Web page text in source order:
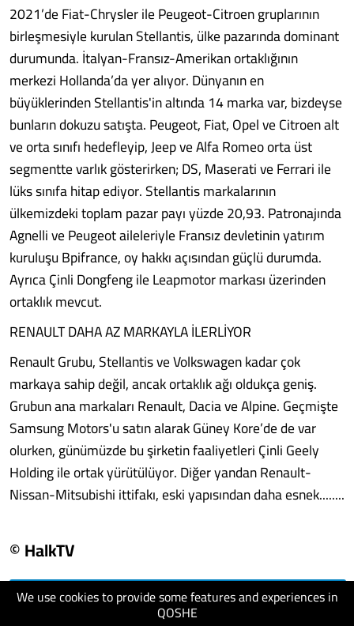
We use cookies to provide some features and experiences in
QOSHE
2021’de Fiat-Chrysler ile Peugeot-Citroen gruplarının
birleşmesiyle kurulan Stellantis, ülke pazarında dominant
durumunda. İtalyan-Fransız-Amerikan ortaklığının
merkezi Hollanda’da yer alıyor. Dünyanın en
büyüklerinden Stellantis'in altında 14 marka var, bizdeyse
bunların dokuzu satışta. Peugeot, Fiat, Opel ve Citroen alt
ve orta sınıfı hedefleyip, Jeep ve Alfa Romeo orta üst
segmentte varlık gösterirken; DS, Maserati ve Ferrari ile
lüks sınıfa hitap ediyor. Stellantis markalarının
ülkemizdeki toplam pazar payı yüzde 20,93. Patronajında
Agnelli ve Peugeot aileleriyle Fransız devletinin yatırım
kuruluşu Bpifrance, oy hakkı açısından güçlü durumda.
Ayrıca Çinli Dongfeng ile Leapmotor markası üzerinden
ortaklık mevcut.
RENAULT DAHA AZ MARKAYLA İLERLİYOR
Renault Grubu, Stellantis ve Volkswagen kadar çok
markaya sahip değil, ancak ortaklık ağı oldukça geniş.
Grubun ana markaları Renault, Dacia ve Alpine. Geçmişte
Samsung Motors'u satın alarak Güney Kore’de de var
olurken, günümüzde bu şirketin faaliyetleri Çinli Geely
Holding ile ortak yürütülüyor. Diğer yandan Renault-
Nissan-Mitsubishi ittifakı, eski yapısından daha esnek........
© HalkTV
visit website